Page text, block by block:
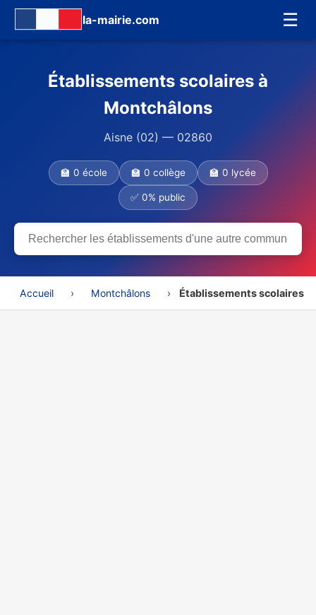
la-mairie.com ☰
Établissements scolaires à
Montchâlons
Aisne (02) — 02860
🏫 0 école 🏫 0 collège 🏫 0 lycée
✅ 0% public
Accueil › Montchâlons › Établissements scolaires